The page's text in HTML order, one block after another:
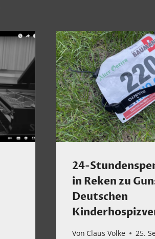
24-
in Reken zu
Deutschen
Von Claus Volke 25.